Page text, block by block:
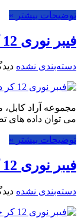
توضیحات بیشتر »
فیبر نوری 12 کر دفنی OBUC معتبرترین برند
دسته‌بندی نشده
می توان داده های
توضیحات بیشتر »
فیبر نوری 12 کر خاکی قیمت پخش
دسته‌بندی نشده